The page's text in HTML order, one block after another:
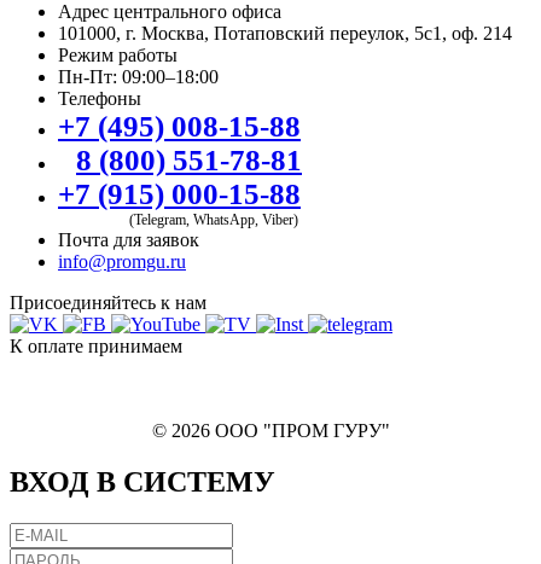
Адрес центрального офиса
101000, г. Москва, Потаповский переулок, 5с1, оф. 214
Режим работы
Пн-Пт: 09:00–18:00
Телефоны
+7 (495) 008-15-88
8 (800) 551-78-81
+7 (915) 000-15-88
(Telegram, WhatsApp, Viber)
Почта для заявок
info@promgu.ru
Присоединяйтесь к нам
К оплате принимаем
© 2026 ООО "ПРОМ ГУРУ"
ВХОД В СИСТЕМУ